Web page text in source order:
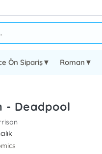
Ön Sipariş▼ Roman▼
- Deadpool